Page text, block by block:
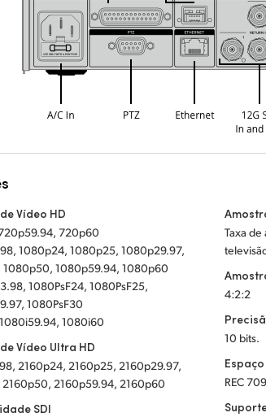
Vídeo HD
720p60
1080p24, 1080p25, 1080p29.97,
1080p59.94, 1080p60
1080PsF24, 1080PsF25,
1080PsF30
1080i60
Vídeo Ultra HD
2160p24, 2160p25, 2160p29.97,
2160p59.94, 2160p60
SDI
Taxa
4:2:2
10 bits.
REC